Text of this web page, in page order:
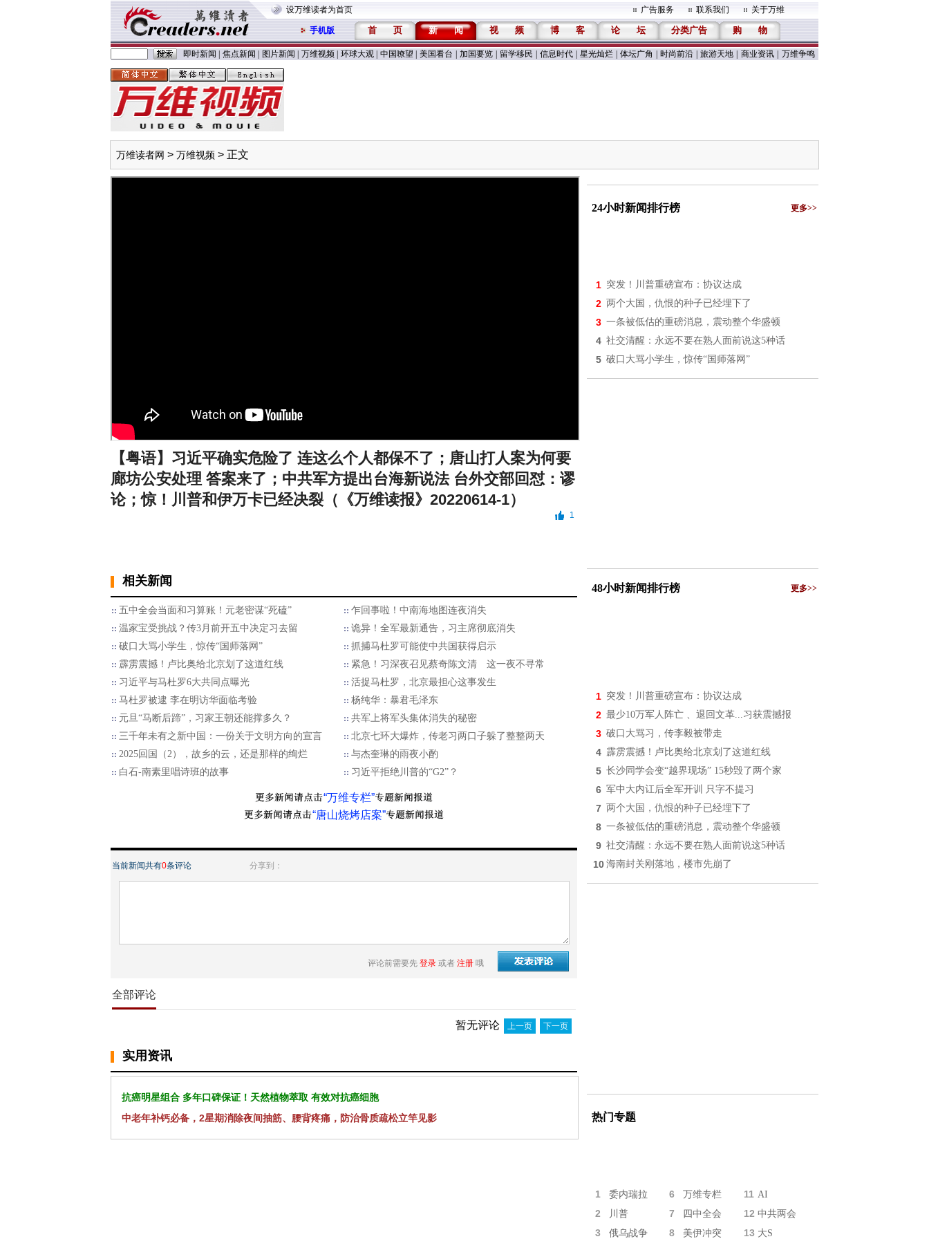
设万维读者为首页 广告服务 联系我们 关于万维
手机版 首 页 新 闻 视 频 博 客 论 坛 分类广告 购 物
即时新闻 焦点新闻 图片新闻 万维视频 环球大观 中国嘹望 美国看台 加国要览 留学移民 信息时代 星光灿烂 体坛广角 时尚前沿 旅游天地 商业资讯 万维争鸣
万维读者网 > 万维视频 > 正文
【粤语】习近平确实危险了 连这么个人都保不了；唐山打人案为何要
廊坊公安处理 答案来了；中共军方提出台海新说法 台外交部回怼：谬
论；惊！川普和伊万卡已经决裂（《万维读报》20220614-1）
1
相关新闻
五中全会当面和习算账！元老密谋“死磕”
乍回事啦！中南海地图连夜消失
温家宝受挑战？传3月前开五中决定习去留
诡异！全军最新通告，习主席彻底消失
破口大骂小学生，惊传“国师落网”
抓捕马杜罗可能使中共国获得启示
霹雳震撼！卢比奥给北京划了这道红线
紧急！习深夜召见蔡奇陈文清 这一夜不寻常
习近平与马杜罗6大共同点曝光
活捉马杜罗，北京最担心这事发生
马杜罗被逮 李在明访华面临考验
杨纯华：暴君毛泽东
元旦“马断后蹄”，习家王朝还能撑多久？
共军上将军头集体消失的秘密
三千年未有之新中国：一份关于文明方向的宣言
北京七环大爆炸，传老习两口子躲了整整两天
2025回国（2），故乡的云，还是那样的绚烂
与杰奎琳的雨夜小酌
白石-南素里唱诗班的故事
习近平拒绝川普的“G2”？
“万维专栏”
“唐山烧烤店案”
当前新闻共有0条评论 分享到：
评论前需要先 登录 或者 注册 哦
全部评论
暂无评论 上一页 下一页
实用资讯
抗癌明星组合 多年口碑保证！天然植物萃取 有效对抗癌细胞
中老年补钙必备，2星期消除夜间抽筋、腰背疼痛，防治骨质疏松立竿见影
24小时新闻排行榜 更多>>
1 突发！川普重磅宣布：协议达成
2 两个大国，仇恨的种子已经埋下了
3 一条被低估的重磅消息，震动整个华盛顿
4 社交清醒：永远不要在熟人面前说这5种话
5 破口大骂小学生，惊传“国师落网”
48小时新闻排行榜 更多>>
1 突发！川普重磅宣布：协议达成
2 最少10万军人阵亡 、退回文革...习获震撼报
3 破口大骂习，传李毅被带走
4 霹雳震撼！卢比奥给北京划了这道红线
5 长沙同学会变“越界现场” 15秒毁了两个家
6 军中大内讧后全军开训 只字不提习
7 两个大国，仇恨的种子已经埋下了
8 一条被低估的重磅消息，震动整个华盛顿
9 社交清醒：永远不要在熟人面前说这5种话
10 海南封关刚落地，楼市先崩了
热门专题
1 委内瑞拉 6 万维专栏 11 AI
2 川普 7 四中全会 12 中共两会
3 俄乌战争 8 美伊冲突 13 大S